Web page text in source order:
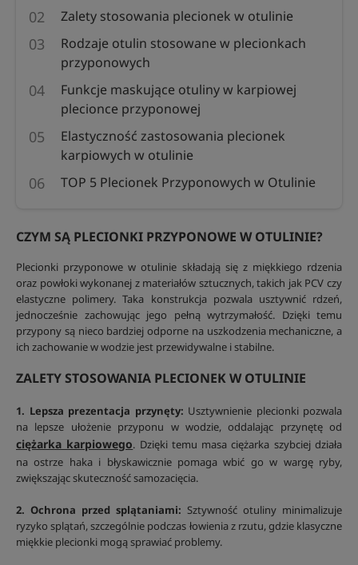
Zalety stosowania plecionek w otulinie
Rodzaje otulin stosowane w plecionkach
przyponowych
Funkcje maskujące otuliny w karpiowej
plecionce przyponowej
Elastyczność zastosowania plecionek
karpiowych w otulinie
TOP 5 Plecionek Przyponowych w Otulinie
CZYM SĄ PLECIONKI PRZYPONOWE W OTULINIE?
Plecionki przyponowe w otulinie składają się z miękkiego rdzenia
oraz powłoki wykonanej z materiałów sztucznych, takich jak PCV czy
elastyczne polimery. Taka konstrukcja pozwala usztywnić rdzeń,
jednocześnie zachowując jego pełną wytrzymałość. Dzięki temu
przypony są nieco bardziej odporne na uszkodzenia mechaniczne, a
ich zachowanie w wodzie jest przewidywalne i stabilne.
ZALETY STOSOWANIA PLECIONEK W OTULINIE
1. Lepsza prezentacja przynęty: Usztywnienie plecionki pozwala
na lepsze ułożenie przyponu w wodzie, oddalając przynętę od
ciężarka karpiowego. Dzięki temu masa ciężarka szybciej działa
na ostrze haka i błyskawicznie pomaga wbić go w wargę ryby,
zwiększając skuteczność samozacięcia.
2. Ochrona przed splątaniami: Sztywność otuliny minimalizuje
ryzyko splątań, szczególnie podczas łowienia z rzutu, gdzie klasyczne
miękkie plecionki mogą sprawiać problemy.